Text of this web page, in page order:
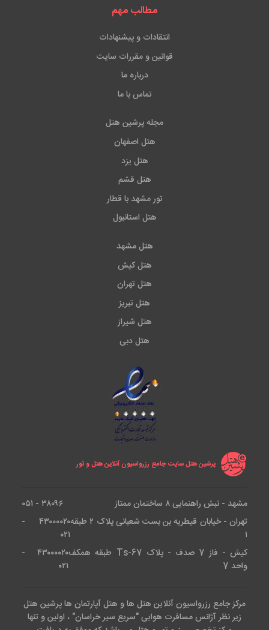
مطالب مهم
انتقادات و پیشنهادات
قوانین و مقررات سایت
درباره ما
تماس با ما
مجله پرشین هتل
هتل اصفهان
هتل یزد
هتل قشم
تور مشهد با قطار
هتل استانبول
هتل مشهد
هتل کیش
هتل تهران
هتل تبریز
هتل شیراز
هتل دبی
پرشین هتل سایت جامع رزرواسیون آنلاین هتل و تور
مشهد - نبش راهنمایی ۸ ساختمان ممتاز
۳۸۰۹۶ - ۰۵۱
تهران - خیابان قیطریه بن بست شعبانی پلاک ۲ طبقه
۱
۴۳۰۰۰۰۲۰ -
۰۲۱
کیش - فاز 7 صدف - پلاک Ts-67 طبقه همکف
واحد 7
۴۳۰۰۰۰۲۰ -
۰۲۱
مرکز جامع رزرواسیون آنلاین هتل ها و هتل آپارتمان ها پرشین هتل
زیر نظر آژانس مسافرت هوایی "سریع سیر خراسان" ، اولین و تنها